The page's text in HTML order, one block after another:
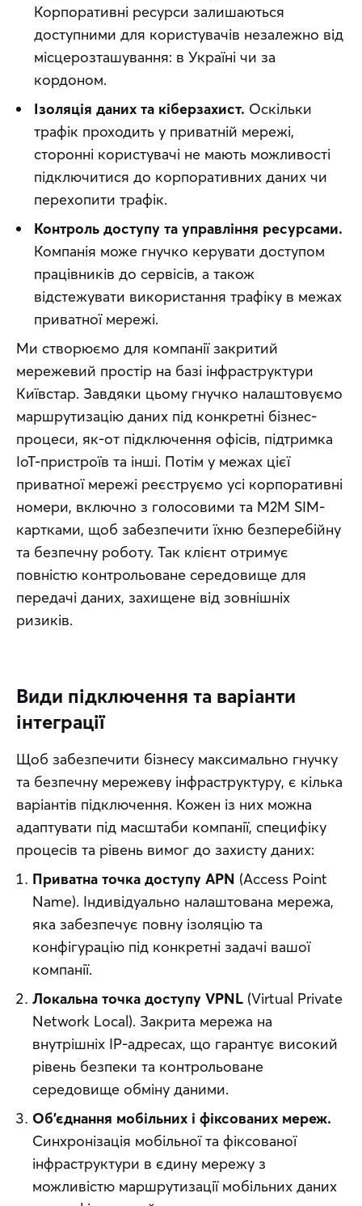
Корпоративні ресурси залишаються
доступними для користувачів незалежно від
місцерозташування: в Україні чи за
кордоном.
Ізоляція даних та кіберзахист. Оскільки
трафік проходить у приватній мережі,
сторонні користувачі не мають можливості
підключитися до корпоративних даних чи
перехопити трафік.
Контроль доступу та управління ресурсами.
Компанія може гнучко керувати доступом
працівників до сервісів, а також
відстежувати використання трафіку в межах
приватної мережі.
Ми створюємо для компанії закритий
мережевий простір на базі інфраструктури
Київстар. Завдяки цьому гнучко налаштовуємо
маршрутизацію даних під конкретні бізнес-
процеси, як-от підключення офісів, підтримка
IoT-пристроїв та інші. Потім у межах цієї
приватної мережі реєструємо усі корпоративні
номери, включно з голосовими та M2M SIM-
картками, щоб забезпечити їхню безперебійну
та безпечну роботу. Так клієнт отримує
повністю контрольоване середовище для
передачі даних, захищене від зовнішніх
ризиків.
Види підключення та варіанти
інтеграції
Щоб забезпечити бізнесу максимально гнучку
та безпечну мережеву інфраструктуру, є кілька
варіантів підключення. Кожен із них можна
адаптувати під масштаби компанії, специфіку
процесів та рівень вимог до захисту даних:
Приватна точка доступу APN (Access Point
Name). Індивідуально налаштована мережа,
яка забезпечує повну ізоляцію та
конфігурацію під конкретні задачі вашої
компанії.
Локальна точка доступу VPNL (Virtual Private
Network Local). Закрита мережа на
внутрішніх IP-адресах, що гарантує високий
рівень безпеки та контрольоване
середовище обміну даними.
Об’єднання мобільних і фіксованих мереж.
Синхронізація мобільної та фіксованої
інфраструктури в єдину мережу з
можливістю маршрутизації мобільних даних